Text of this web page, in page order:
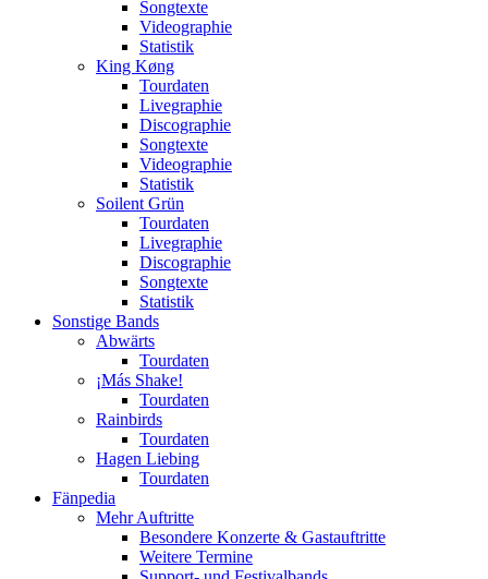
Songtexte
Videographie
Statistik
King Køng
Tourdaten
Livegraphie
Discographie
Songtexte
Videographie
Statistik
Soilent Grün
Tourdaten
Livegraphie
Discographie
Songtexte
Statistik
Sonstige Bands
Abwärts
Tourdaten
¡Más Shake!
Tourdaten
Rainbirds
Tourdaten
Hagen Liebing
Tourdaten
Fänpedia
Mehr Auftritte
Besondere Konzerte & Gastauftritte
Weitere Termine